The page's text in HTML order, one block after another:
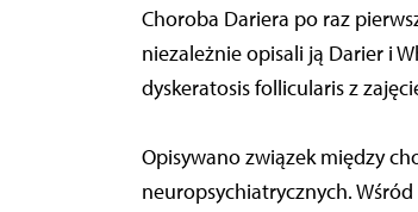
Choroba Dariera po raz
niezależnie opisali ją Darier i
dyskeratosis follicularis z
Opisywano związek między
neuropsychiatrycznych.